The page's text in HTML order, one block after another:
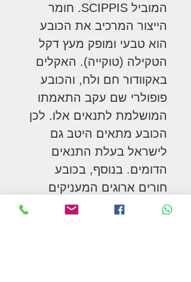
המוביל SCIPPIS. חומר
הייצור המרכיב את הכובע
הוא טבעי ומופק מעץ דקל
הטקילה (טוקייה). האקלים
באקוודור חם ולח, והכובע
פופולרי שם עקב התאמתו
המושלמת לתנאים אלו. לכן
הכובע מתאים היטב גם
לישראל בעלת התנאים
הדומים. בנוסף, בכובע
חורים ארוגים המעניקים
אוורור מיטבי. שילוב מקסים